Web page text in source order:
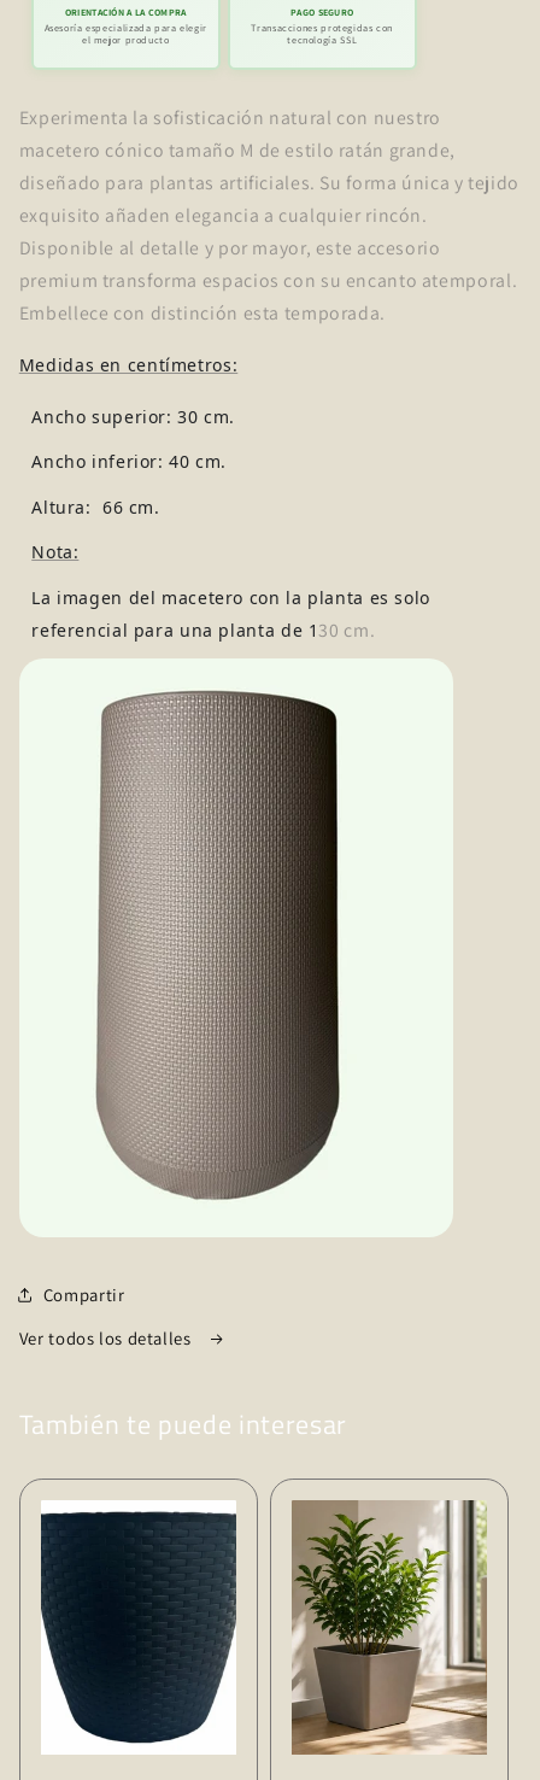
ORIENTACIÓN A LA COMPRA
Asesoría especializada para elegir
el mejor producto
PAGO SEGURO
Transacciones protegidas con
tecnología SSL
Experimenta la sofisticación natural con nuestro
macetero cónico tamaño M de estilo ratán grande,
diseñado para plantas artificiales. Su forma única y tejido
exquisito añaden elegancia a cualquier rincón.
Disponible al detalle y por mayor, este accesorio
premium transforma espacios con su encanto atemporal.
Embellece con distinción esta temporada.
Medidas en centímetros:
Ancho superior: 30 cm.
Ancho inferior: 40 cm.
Altura: 66 cm.
Nota:
La imagen del macetero con la planta es solo
referencial para una planta de 130 cm.
Compartir
Ver todos los detalles
También te puede interesar